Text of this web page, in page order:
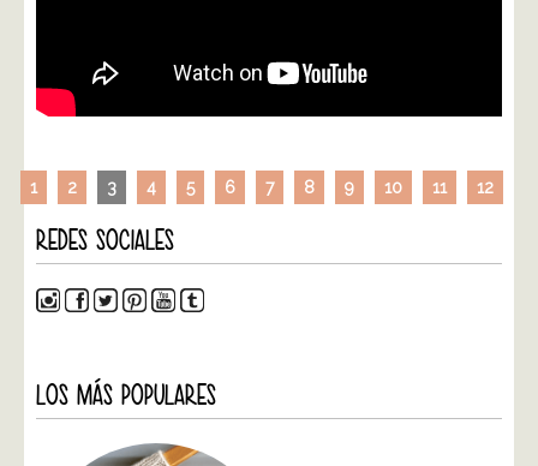
1 2 3 4 5 6 7 8 9 10 11 12
REDES SOCIALES
LOS MÁS POPULARES